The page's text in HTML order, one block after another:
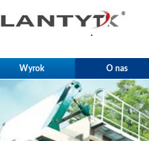
.
Wyrok O nas